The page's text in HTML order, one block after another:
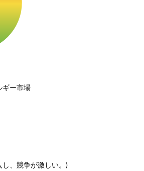
ギー市場
、競争が激しい。 )